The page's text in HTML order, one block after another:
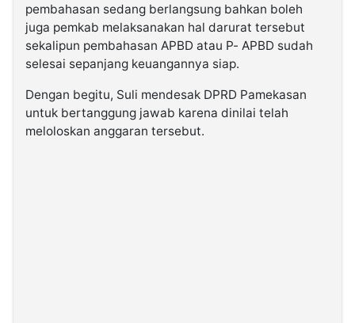
pembahasan sedang berlangsung bahkan boleh
juga pemkab melaksanakan hal darurat tersebut
sekalipun pembahasan APBD atau P- APBD sudah
selesai sepanjang keuangannya siap.
Dengan begitu, Suli mendesak DPRD Pamekasan
untuk bertanggung jawab karena dinilai telah
meloloskan anggaran tersebut.